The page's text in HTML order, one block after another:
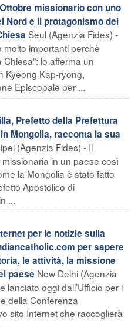
missionario con uno
Nord e il protagonismo dei
Seul (Agenzia Fides) -
molto importanti perchè
lo afferma un
Kyeong Kap-ryong,
Episcopale per ...
Prefetto della Prefettura
Mongolia, racconta la sua
(Agenzia Fides) - Il
in un paese così
la Mongolia è stato fatto
Apostolico di
...
per le notizie sulla
per sapere
le attività, la missione
paese New Delhi (Agenzia
lanciato oggi dall’Ufficio per i
della Conferenza
sito Internet che raccoglierà